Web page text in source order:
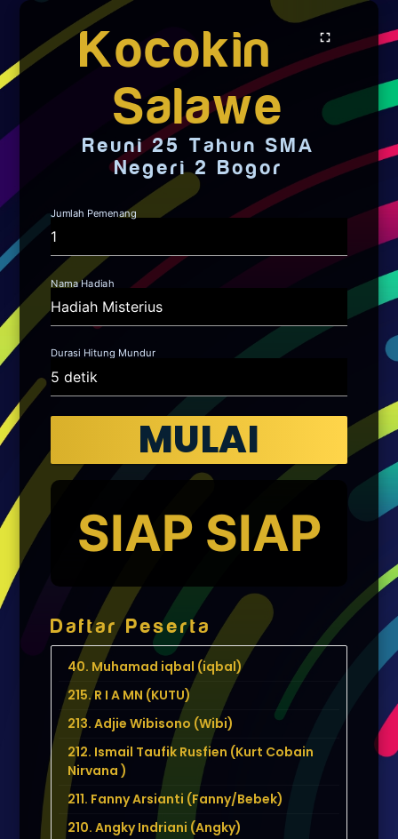
fullscreen
Kocokin
Salawe
Reuni 25 Tahun SMA
Negeri 2 Bogor
Jumlah Pemenang
Nama Hadiah
Durasi Hitung Mundur
MULAI
UNDIAN
SIAP SIAP
Daftar Peserta
40. Muhamad iqbal (iqbal)
215. R I A MN (KUTU)
213. Adjie Wibisono (Wibi)
212. Ismail Taufik Rusfien (Kurt Cobain
Nirvana )
211. Fanny Arsianti (Fanny/Bebek)
210. Angky Indriani (Angky)